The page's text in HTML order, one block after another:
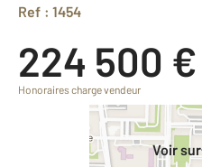
Ref : 1454
224 500 €
Honoraires charge vendeur
Voir